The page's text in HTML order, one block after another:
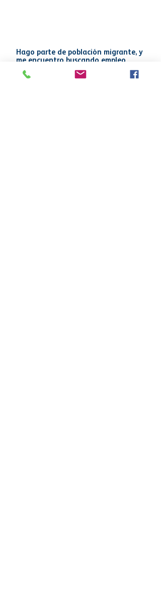
Hago parte de población migrante, y
me encuentro buscando empleo
En Generación de Ingresos, contamos con
procesos formativos en oficios para la